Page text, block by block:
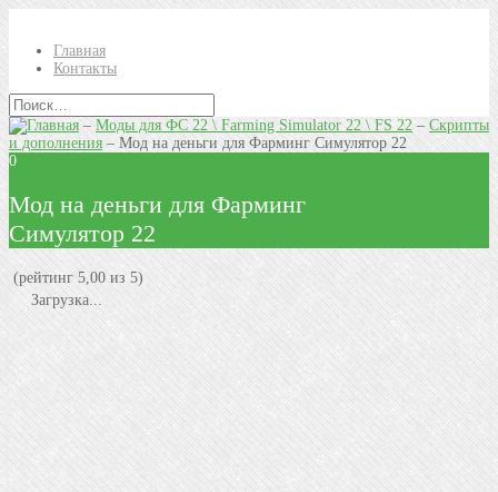
Главная
Контакты
–Моды для ФС 22 \ Farming Simulator 22 \ FS 22– Скрипты
и дополнения – Мод на деньги для Фарминг Симулятор 22
0
Мод на деньги для Фарминг
Симулятор 22
(рейтинг 5,00 из 5)
Загрузка...